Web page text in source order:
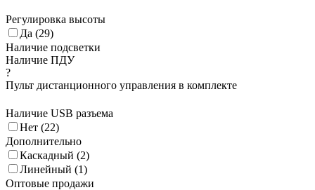
Регулировка высоты
Да (29)
Наличие подсветки
Наличие ПДУ
?
Пульт дистанционного управления в комплекте
Наличие USB разъема
Нет (22)
Дополнительно
Каскадный (2)
Линейный (1)
Оптовые продажи